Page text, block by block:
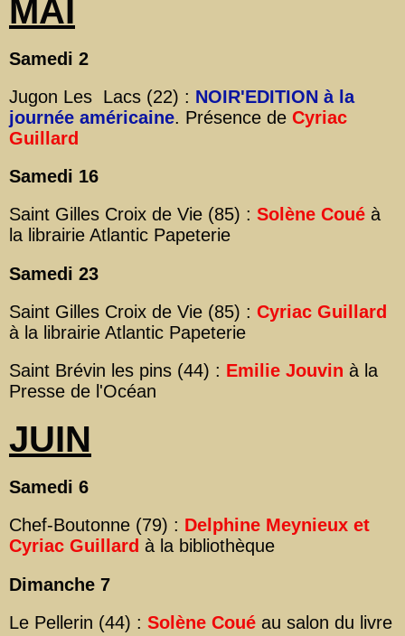
MAI
Samedi 2
Jugon Les Lacs (22) : NOIR'EDITION à la
journée américaine. Présence de Cyriac
Guillard
Samedi 16
Saint Gilles Croix de Vie (85) : Solène Coué à
la librairie Atlantic Papeterie
Samedi 23
Saint Gilles Croix de Vie (85) : Cyriac Guillard
à la librairie Atlantic Papeterie
Saint Brévin les pins (44) : Emilie Jouvin à la
Presse de l'Océan
JUIN
Samedi 6
Chef-Boutonne (79) : Delphine Meynieux et
Cyriac Guillard à la bibliothèque
Dimanche 7
Le Pellerin (44) : Solène Coué au salon du livre